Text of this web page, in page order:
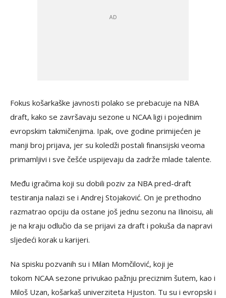
Fokus košarkaške javnosti polako se prebacuje na NBA
draft, kako se završavaju sezone u NCAA ligi i pojedinim
evropskim takmičenjima. Ipak, ove godine primijećen je
manji broj prijava, jer su koledži postali finansijski veoma
primamljivi i sve češće uspijevaju da zadrže mlade talente.
Među igračima koji su dobili poziv za NBA pred-draft
testiranja nalazi se i Andrej Stojaković. On je prethodno
razmatrao opciju da ostane još jednu sezonu na Ilinoisu, ali
je na kraju odlučio da se prijavi za draft i pokuša da napravi
sljedeći korak u karijeri.
Na spisku pozvanih su i Milan Momčilović, koji je
tokom NCAA sezone privukao pažnju preciznim šutem, kao i
Miloš Uzan, košarkaš univerziteta Hjuston. Tu su i evropski i